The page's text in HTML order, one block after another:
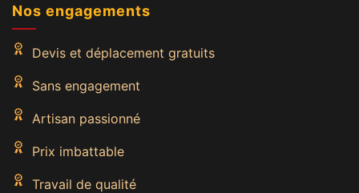
Nos engagements
Devis et déplacement gratuits
Sans engagement
Artisan passionné
Prix imbattable
Travail de qualité